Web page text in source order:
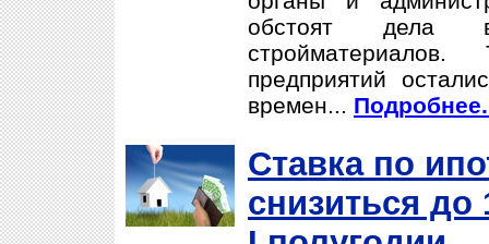
обстоят дела
предприятий
времен...
Ставка по
снизиться до